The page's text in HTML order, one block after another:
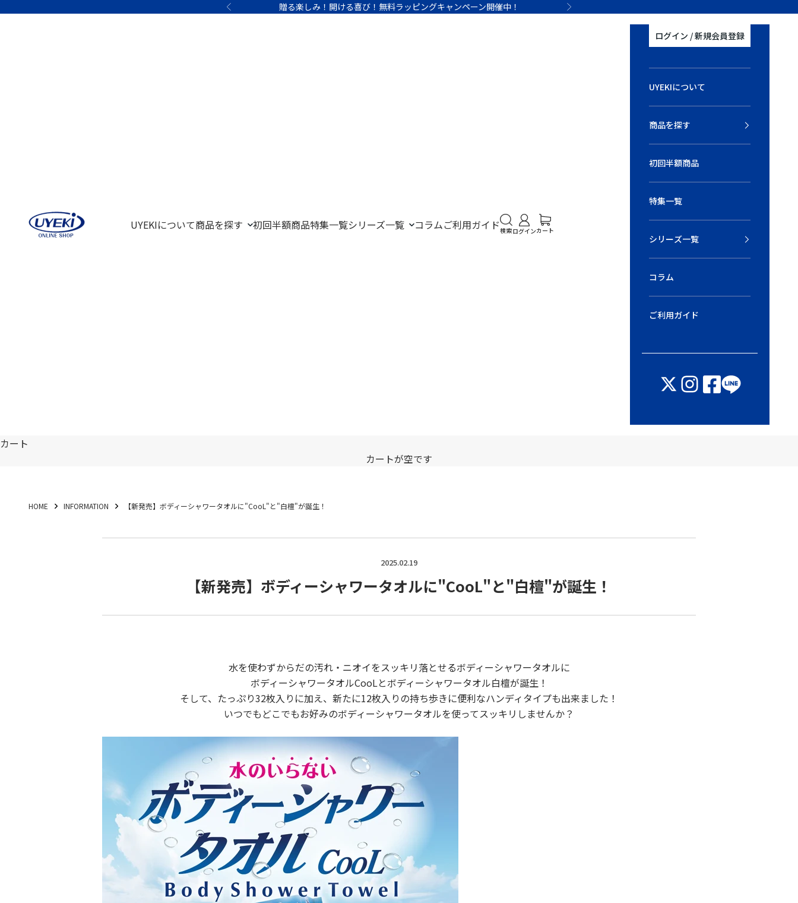
前へ 贈る楽しみ！開ける喜び！無料ラッピングキャンペーン開催中！ 次へ
UYEKI オンラインショップUYEKIについて商品を探す 初回半額商品特集一覧シリーズ一覧 コラムご利用ガイド 検索を開く
検索
アカウントページに移動する
ログイン
カートを開く
カート
ログイン / 新規会員登録
UYEKIについて
商品を探す
初回半額商品
特集一覧
シリーズ一覧
コラム
ご利用ガイド
カート
カートが空です
HOME INFORMATION 【新発売】ボディーシャワータオルに"CooL"と"白檀"が誕生！
2025.02.19
【新発売】ボディーシャワータオルに"CooL"と"白檀"が誕生！
水を使わずからだの汚れ・ニオイをスッキリ落とせるボディーシャワータオルに
ボディーシャワータオルCooLとボディーシャワータオル白檀が誕生！
そして、たっぷり32枚入りに加え、新たに12枚入りの持ち歩きに便利なハンディタイプも出来ました！
いつでもどこでもお好みのボディーシャワータオルを使ってスッキリしませんか？